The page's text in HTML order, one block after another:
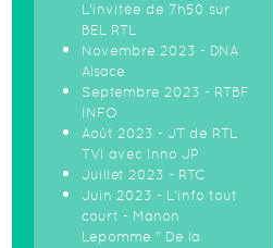
L'invitée de 7h50 sur
BEL RTL
Novembre 2023 - DNA
Alsace
Septembre 2023 - RTBF
INFO
Août 2023 - JT de RTL
TVI avec Inno JP
Juillet 2023 - RTC
Juin 2023 - L'info tout
court - Manon
Lepomme " De la